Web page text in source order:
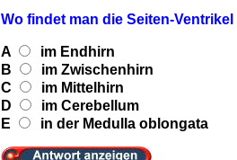
Wo findet man die Seiten-
A
im Endhirn
B
im Zwischenhirn
C
im Mittelhirn
D
im Cerebellum
E
in der Medulla oblongata